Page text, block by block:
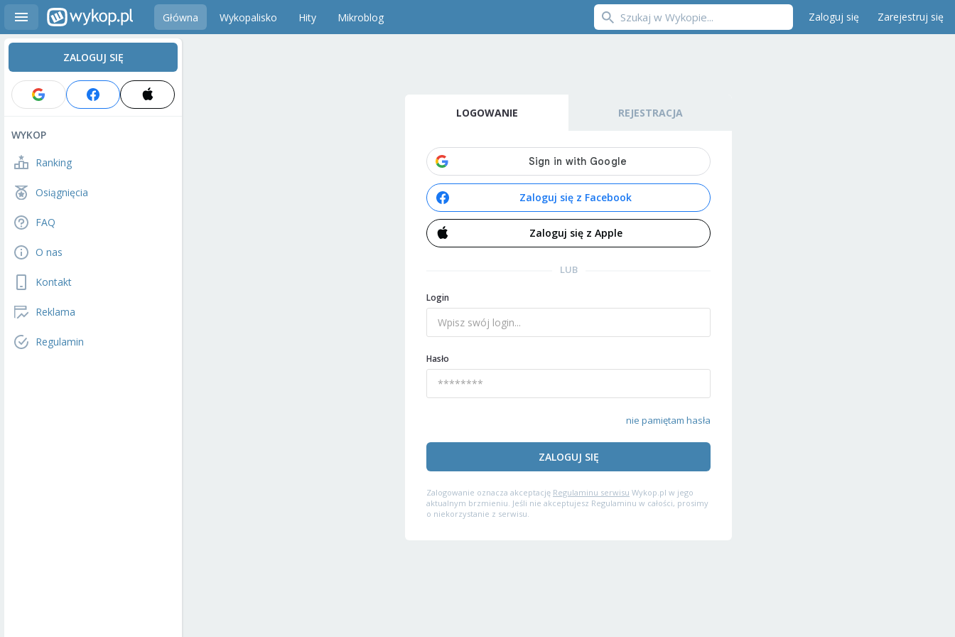
Główna Wykopalisko Hity Mikroblog Zaloguj się Zarejestruj się
ZALOGUJ SIĘ
WYKOP
Ranking
Osiągnięcia
FAQ
O nas
Kontakt
Reklama
Regulamin
LOGOWANIE REJESTRACJA
Zaloguj się z Facebook
Zaloguj się z Apple
LUB
Login
Hasło
nie pamiętam hasła
ZALOGUJ SIĘ
Zalogowanie oznacza akceptację Regulaminu serwisu Wykop.pl w jego
aktualnym brzmieniu. Jeśli nie akceptujesz Regulaminu w całości, prosimy
o niekorzystanie z serwisu.